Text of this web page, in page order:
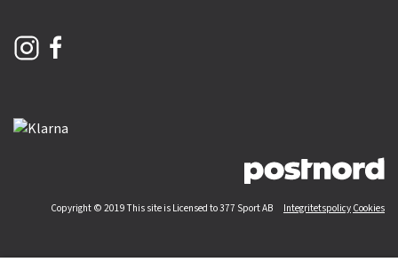
Copyright © 2019 This site is Licensed to 377 Sport AB Integritetspolicy Cookies